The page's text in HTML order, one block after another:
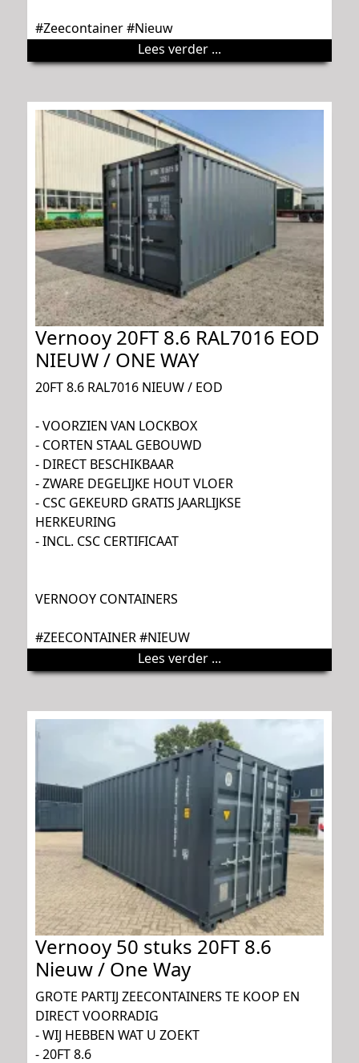
#Zeecontainer #Nieuw
Lees verder ...
Vernooy 20FT 8.6 RAL7016 EOD
NIEUW / ONE WAY
20FT 8.6 RAL7016 NIEUW / EOD
- VOORZIEN VAN LOCKBOX
- CORTEN STAAL GEBOUWD
- DIRECT BESCHIKBAAR
- ZWARE DEGELIJKE HOUT VLOER
- CSC GEKEURD GRATIS JAARLIJKSE
HERKEURING
- INCL. CSC CERTIFICAAT
VERNOOY CONTAINERS
#ZEECONTAINER #NIEUW
Lees verder ...
Vernooy 50 stuks 20FT 8.6
Nieuw / One Way
GROTE PARTIJ ZEECONTAINERS TE KOOP EN
DIRECT VOORRADIG
- WIJ HEBBEN WAT U ZOEKT
- 20FT 8.6